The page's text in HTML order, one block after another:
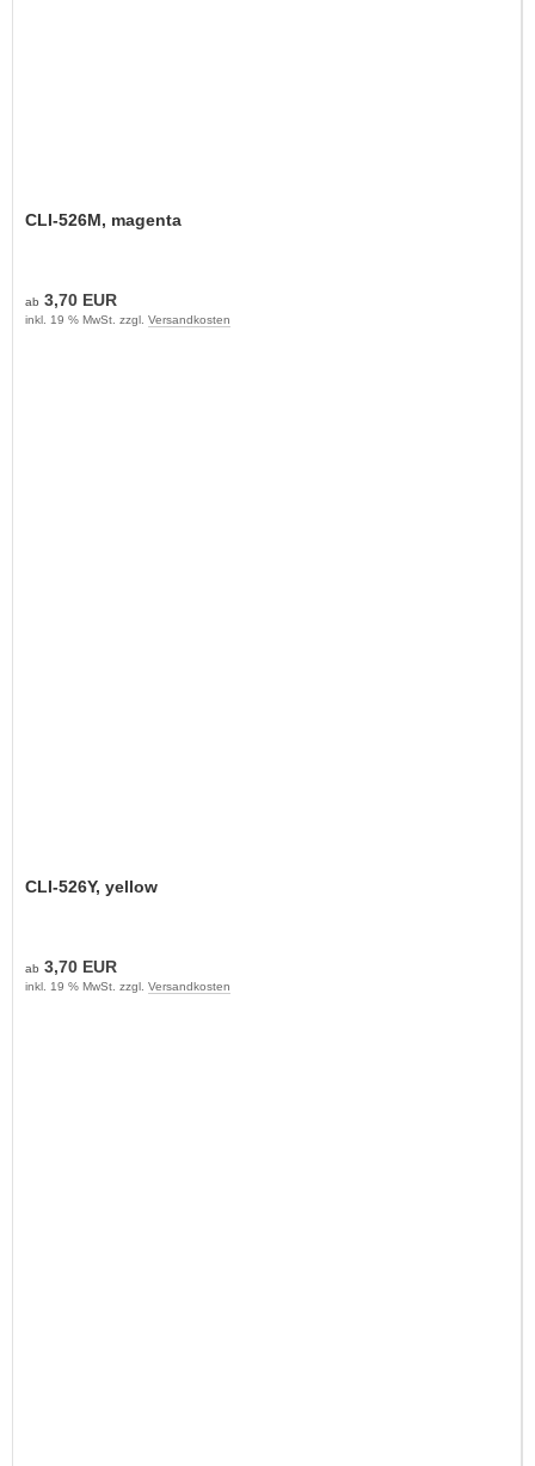
CLI-526M, magenta
ab 3,70 EUR
inkl. 19 % MwSt. zzgl. Versandkosten
CLI-526Y, yellow
ab 3,70 EUR
inkl. 19 % MwSt. zzgl. Versandkosten